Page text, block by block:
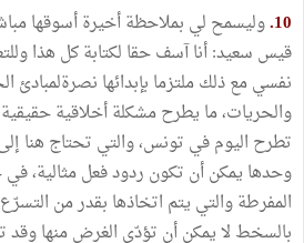
10. وليسمح لي بملاحظة أخيرة أسوقها
قيس سعيد: أنا آسف حقا لكتابة كل هذا
نفسي مع ذلك ملتزما بإبدائها نصرةلمبادئ
والحريات، ما يطرح مشكلة أخلاقية
تطرح اليوم في تونس، والتي تحتاج هنا إلى
وحدها يمكن أن تكون ردود فعل مثالية،
المفرطة والتي يتم اتخاذها بقدر من
بالسخط لا يمكن أن تؤدّي الغرض منها وقد